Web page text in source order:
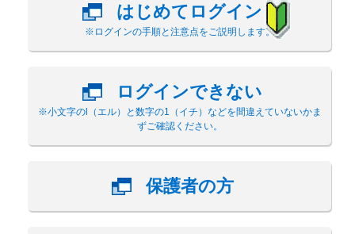
はじめてログイン
※ログインの手順と注意点をご説明します。
ログインできない
※小文字のl（エル）と数字の1（イチ）などを間違えていないかま
ずご確認ください。
保護者の方